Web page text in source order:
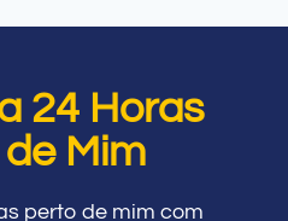
24 Horas
Mim
perto de mim com